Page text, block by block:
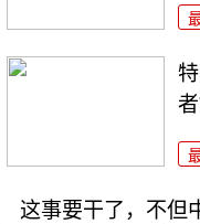
这事要干了，不但